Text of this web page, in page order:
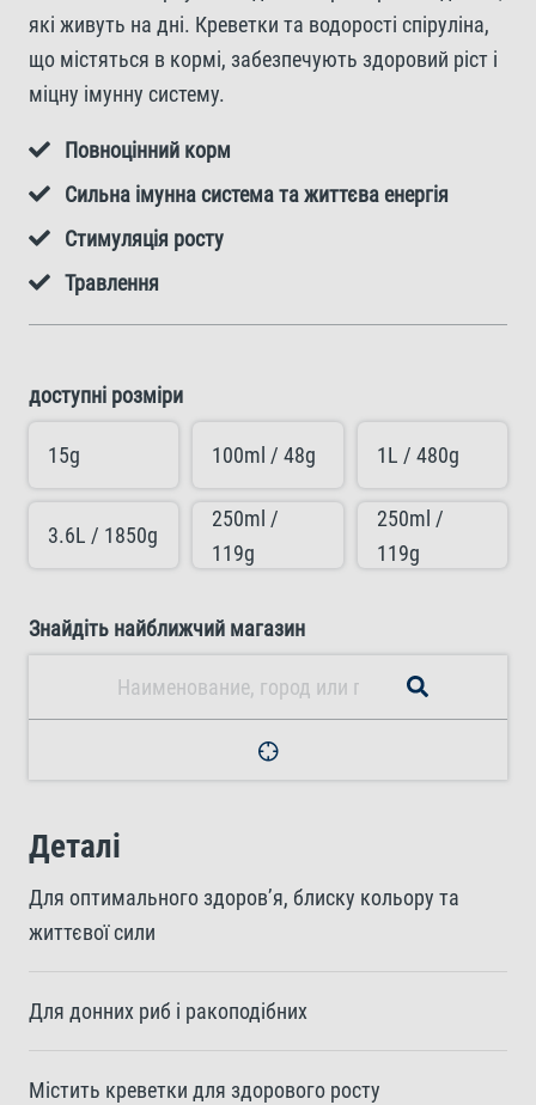
які живуть на дні. Креветки та водорості спіруліна,
що містяться в кормі, забезпечують здоровий ріст і
міцну імунну систему.
Повноцінний корм
Сильна імунна система та життєва енергія
Стимуляція росту
Травлення
доступні розміри
15g 100ml / 48g 1L / 480g
3.6L / 1850g
250ml /
119g
250ml /
119g
Знайдіть найближчий магазин
Деталі
Для оптимального здоров’я, блиску кольору та
життєвої сили
Для донних риб і ракоподібних
Містить креветки для здорового росту